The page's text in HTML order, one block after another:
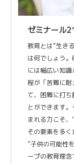
ゼミナール
教育とは”生き
は何でしょう
には幅広い知
程が「苦難に
て、困難に打
とができます
まれる力こそ
その要素を多く
”子供の可能性
ープの教育理